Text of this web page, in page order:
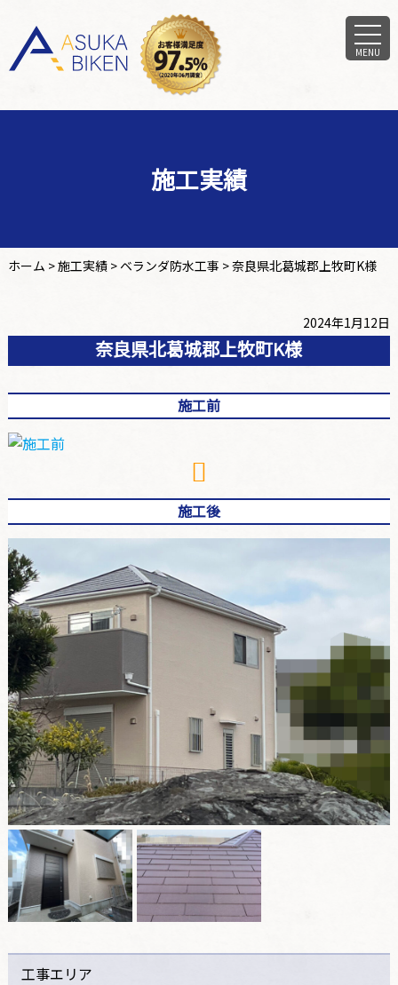
MENU
施工実績
ホーム >施工実績> ベランダ防水工事 >奈良県北葛城郡上牧町K様
2024年1月12日
奈良県北葛城郡上牧町K様
施工前
施工後
工事エリア